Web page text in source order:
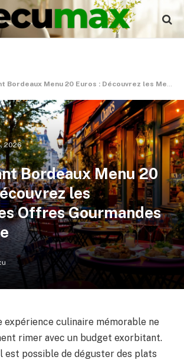
Menu 20 Euros : Découvrez les Meilleures Offres Gourmandes de la Ville
2026
Bordeaux Menu 20
les
Offres Gourmandes
expérience culinaire mémorable ne
rimer avec un budget exorbitant.
est possible de déguster des plats